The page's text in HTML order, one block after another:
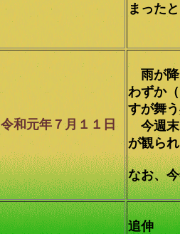
まった
令和元年７月１１日
雨が降
わずか
すが舞
今週末
が観ら
なお、
追伸